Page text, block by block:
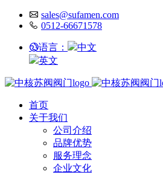
sales@sufamen.com
0512-66671578
语言：
中文
英文
首页
关于我们
公司介绍
品牌优势
服务理念
企业文化